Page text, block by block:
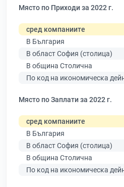
Място по Приходи за 2022 г.
сред компаниите
В България
В област София (столица)
В община Столична
По код на икономическа
Място по Заплати за 2022 г.
сред компаниите
В България
В област София (столица)
В община Столична
По код на икономическа